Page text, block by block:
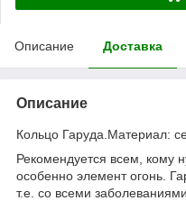
Описание Доставка
Описание
Кольцо Гаруда.Материал:
Рекомендуется всем, кому
особенно элемент огонь.
т.е. со всеми